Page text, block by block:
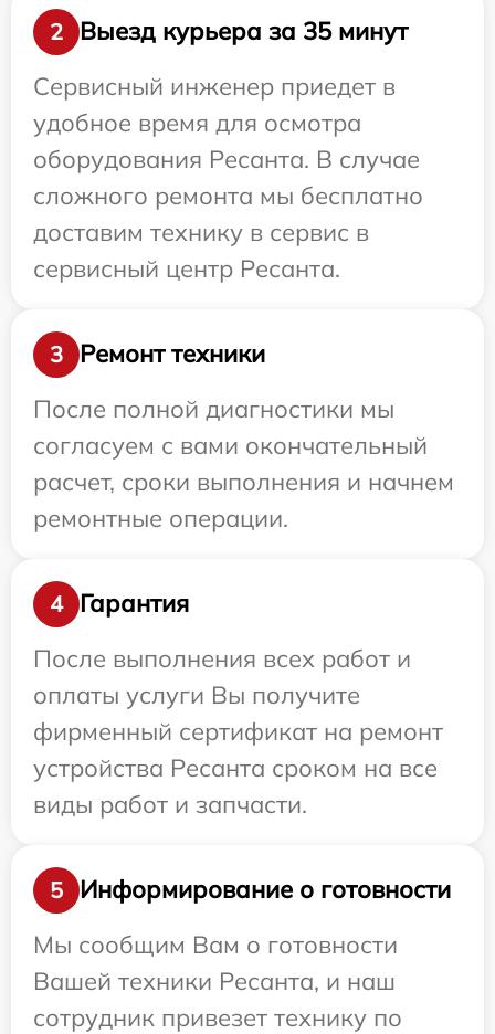
2
Выезд курьера за 35 минут
Сервисный инженер приедет в
удобное время для осмотра
оборудования Ресанта. В случае
сложного ремонта мы бесплатно
доставим технику в сервис в
сервисный центр Ресанта.
3
Ремонт техники
После полной диагностики мы
согласуем с вами окончательный
расчет, сроки выполнения и начнем
ремонтные операции.
4
Гарантия
После выполнения всех работ и
оплаты услуги Вы получите
фирменный сертификат на ремонт
устройства Ресанта сроком на все
виды работ и запчасти.
5
Информирование о готовности
Мы сообщим Вам о готовности
Вашей техники Ресанта, и наш
сотрудник привезет технику по